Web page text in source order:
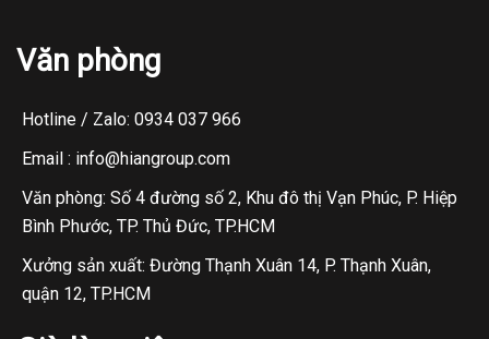
Văn phòng
Hotline / Zalo: 0934 037 966
Email : info@hiangroup.com
Văn phòng: Số 4 đường số 2, Khu đô thị Vạn Phúc, P. Hiệp
Bình Phước, TP. Thủ Đức, TP.HCM
Xưởng sản xuất: Đường Thạnh Xuân 14, P. Thạnh Xuân,
quận 12, TP.HCM